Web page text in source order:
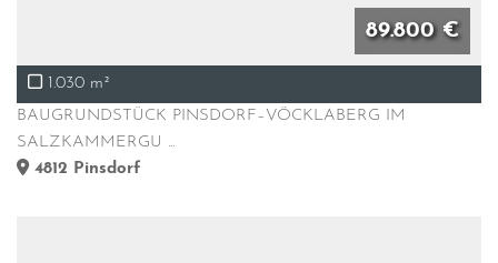
89.800 €
1.030 m²
BAUGRUNDSTÜCK PINSDORF–VÖCKLABERG IM
SALZKAMMERGU ...
4812 Pinsdorf